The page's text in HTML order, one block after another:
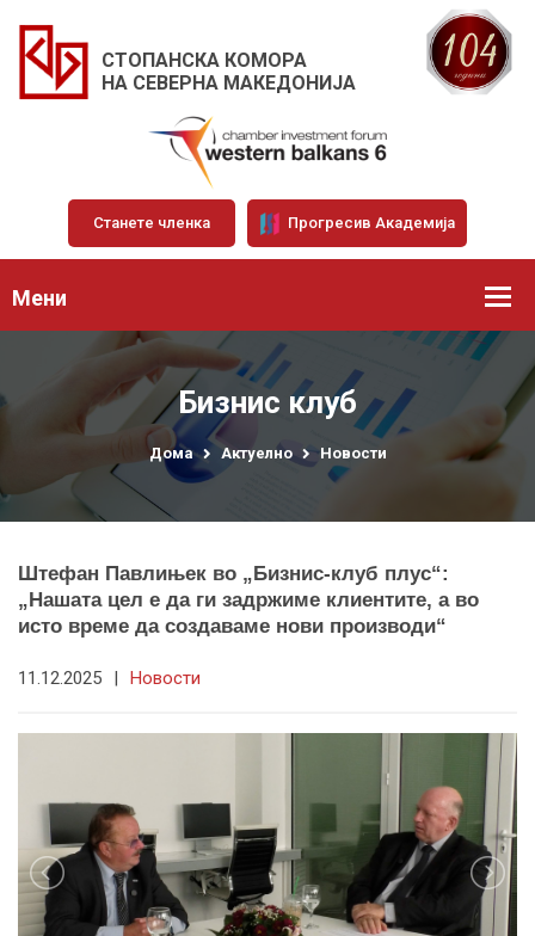
СТОПАНСКА КОМОРА
НА СЕВЕРНА МАКЕДОНИЈА
Станете членка Прогресив Академија
Мени
Бизнис клуб
Дома Актуелно Новости
Штефан Павлињек во „Бизнис-клуб плус“:
„Нашата цел е да ги задржиме клиентите, а во
исто време да создаваме нови производи“
11.12.2025 | Новости